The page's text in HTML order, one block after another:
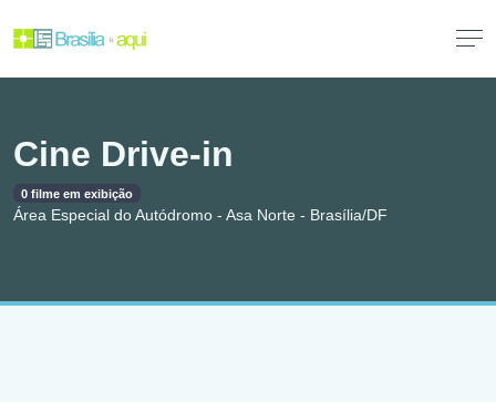
Cine Drive-in
0 filme em exibição
Área Especial do Autódromo - Asa Norte - Brasília/DF